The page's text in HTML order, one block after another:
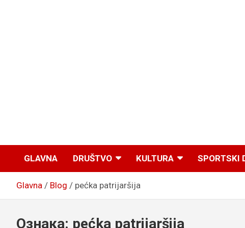
GLAVNA DRUŠTVO KULTURA SPORTSKI
Glavna Blog pećka patrijaršija
Ознака: pećka patrijaršija